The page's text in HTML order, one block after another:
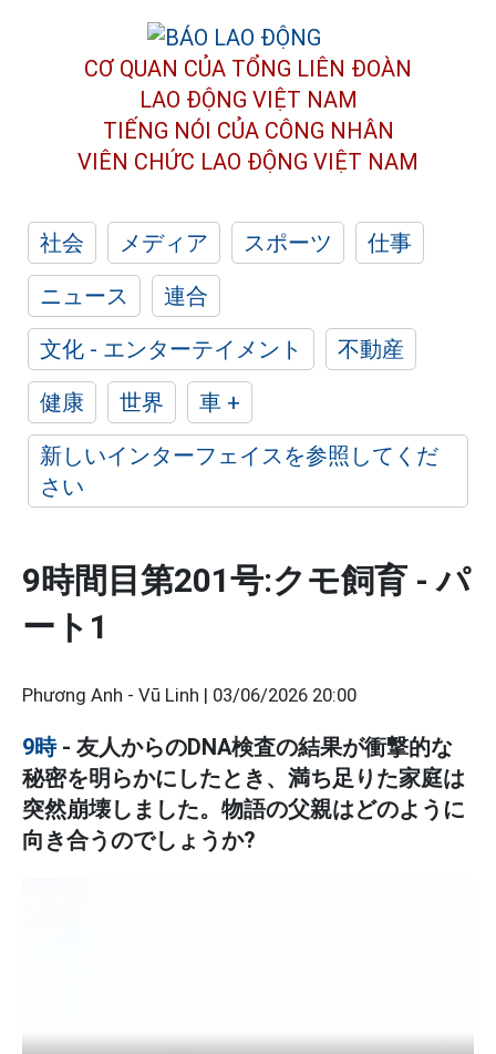
CƠ QUAN CỦA TỔNG LIÊN ĐOÀN
LAO ĐỘNG VIỆT NAM
TIẾNG NÓI CỦA CÔNG NHÂN
VIÊN CHỨC LAO ĐỘNG VIỆT NAM
社会 メディア スポーツ
仕事
ニュース
連合
文化 - エンターテイメント
不動産
健康
世界
車 +
新しいインターフェイスを参照してくだ
さい
9時間目第201号:クモ飼育 - パ
ート1
Phương Anh - Vũ Linh | 03/06/2026 20:00
9時- 友人からのDNA検査の結果が衝撃的な
秘密を明らかにしたとき、満ち足りた家庭は
突然崩壊しました。物語の父親はどのように
向き合うのでしょうか?